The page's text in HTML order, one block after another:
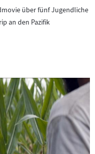
über fünf Jugendliche
an den Pazifik